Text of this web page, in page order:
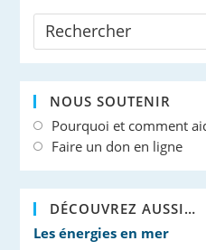
NOUS SOUTENIR
Pourquoi et comment
Faire un don en ligne
DÉCOUVREZ AUSSI…
Les énergies en mer